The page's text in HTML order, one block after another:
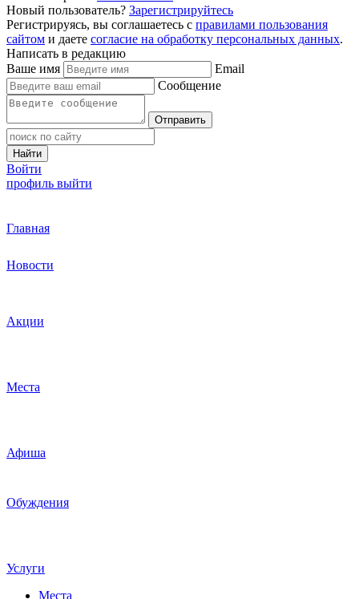
Новый пользователь? Зарегистрируйтесь
Регистрируясь, вы соглашаетесь с правилами пользования
сайтом и даете согласие на обработку персональных данных.
Написать в редакцию
Ваше имя
Email
Сообщение
Отправить
Найти
Войти
профиль выйти
Главная
Новости
Акции
Места
Афиша
Обуждения
Услуги
Места